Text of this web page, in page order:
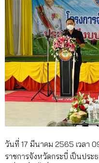
วันที่ 17 มีนาคม 2565 เวลา
ราชการจังหวัดกระบี่ เป็นประ